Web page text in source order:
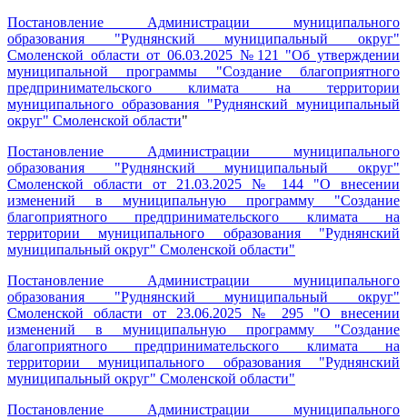
Постановление Администрации муниципального
образования "Руднянский муниципальный округ"
Смоленской области от 06.03.2025 №121 "Об утверждении
муниципальной программы "Создание благоприятного
предпринимательского климата на территории
муниципального образования "Руднянский муниципальный
округ" Смоленской области"
Постановление Администрации муниципального
образования "Руднянский муниципальный округ"
Смоленской области от 21.03.2025 № 144 "О внесении
изменений в муниципальную программу "Создание
благоприятного предпринимательского климата на
территории муниципального образования "Руднянский
муниципальный округ" Смоленской области"
Постановление Администрации муниципального
образования "Руднянский муниципальный округ"
Смоленской области от 23.06.2025 № 295 "О внесении
изменений в муниципальную программу "Создание
благоприятного предпринимательского климата на
территории муниципального образования "Руднянский
муниципальный округ" Смоленской области"
Постановление Администрации муниципального